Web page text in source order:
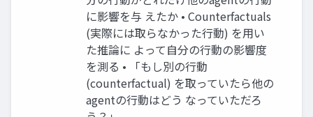
に影響を与 えたか • Counterfactuals
(実際には取らなかった行動) を用い
た推論に よって自分の行動の影響度
を測る • 「もし別の行動
(counterfactual) を取っていたら他の
agentの行動はどう なっていただろ